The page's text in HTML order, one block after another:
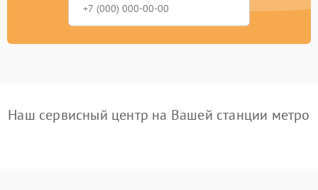
Наш сервисный центр на Вашей станции метро